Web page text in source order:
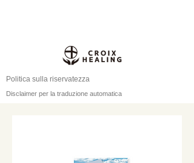
Politica sulla riservatezza
Disclaimer per la traduzione automatica